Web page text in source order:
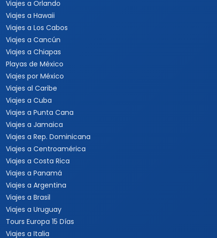
Viajes a Orlando
Viajes a Hawaii
Viajes a Los Cabos
Viajes a Cancún
Viajes a Chiapas
Playas de México
Viajes por México
Viajes al Caribe
Viajes a Cuba
Viajes a Punta Cana
Viajes a Jamaica
Viajes a Rep. Dominicana
Viajes a Centroamérica
Viajes a Costa Rica
Viajes a Panamá
Viajes a Argentina
Viajes a Brasil
Viajes a Uruguay
Tours Europa 15 Días
Viajes a Italia